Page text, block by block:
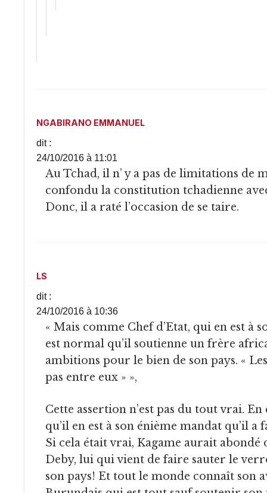
NGABIRANO EMMANUEL
dit :
24/10/2016 à 11:01
Au Tchad, il n’ y a pas de limitations de mandats. Idriss a
confondu la constitution tchadienne
Donc, il a raté l’occasion de se taire.
LS
dit :
24/10/2016 à 10:36
« Mais comme Chef d’Etat, qui en est à
est normal qu’il soutienne un frère
ambitions pour le bien de son pays. «
pas entre eux » »,
Cette assertion n’est pas du tout vrai. En effet, ce n’est pas parce
qu’il en est à son énième mandat qu’il a
Si cela était vrai, Kagame aurait abondé
Deby, lui qui vient de faire sauter le
son pays! Et tout le monde connaît son